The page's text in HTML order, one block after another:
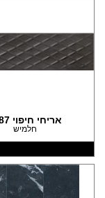
אריחי חיפוי 1387
חלמיש